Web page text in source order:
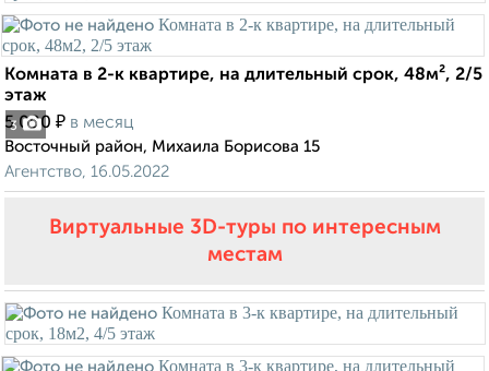
3
Комната в 2-к квартире, на длительный срок, 48м², 2/5
этаж
5 000 ₽ в месяц
Восточный район, Михаила Борисова 15
Агентство, 16.05.2022
Виртуальные 3D-туры по интересным
местам